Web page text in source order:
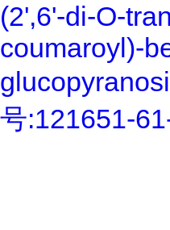
(2',6'-di-O-
coumaroyl)-
号:121651-